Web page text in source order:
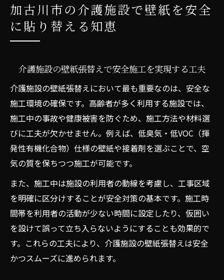
加古川市の介護施設で壁紙を安全
に貼り替える知恵
介護施設の壁紙張替えで安全施工を実現する工夫
介護施設の壁紙張替えにおいて最も重要なのは、安全な
施工環境の確保です。高齢者が多く利用する施設では、
施工中の事故や健康被害を防ぐため、施工方法や材料選
びに工夫が欠かせません。例えば、低臭気・低VOC（揮
発性有機化合物）仕様の壁紙や接着剤を選ぶことで、空
気の質を保ちつつ施工が可能です。
また、施工中は施設の利用者の動線を考慮し、工事区域
を明確に区分けすることが安全対策の基本です。施工時
間帯を利用者の活動が少ない時間に設定したり、仮囲い
を設けて誤って立ち入らないようにすることも効果的で
す。これらの工夫により、介護施設の壁紙張替えは安全
かつスムーズに進められます。